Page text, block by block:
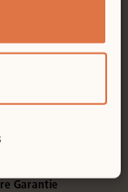
machen jede
Garantie